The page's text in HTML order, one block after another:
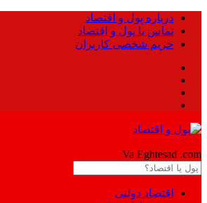
درباره پول و اقتصاد
تماس با پول و اقتصاد
حریم شخصی کاربران
Va Eghtesad .com
اقتصاد دولتی